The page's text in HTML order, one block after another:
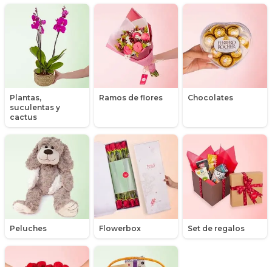
Plantas,
suculentas y
cactus
Ramos de flores Chocolates
Peluches Flowerbox Set de regalos